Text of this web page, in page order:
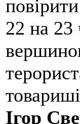
22 на 23
Ігор